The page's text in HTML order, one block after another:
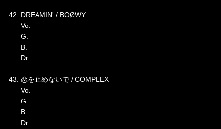
42. DREAMIN' / BOØWY
Vo.
G.
B.
Dr.
43. 恋を止めないで / COMPLEX
Vo.
G.
B.
Dr.